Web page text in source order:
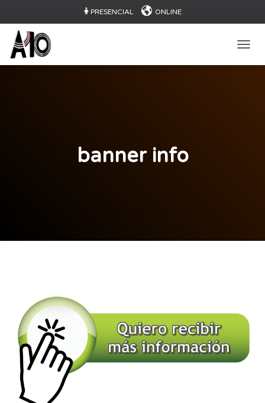
PRESENCIAL ONLINE
banner info